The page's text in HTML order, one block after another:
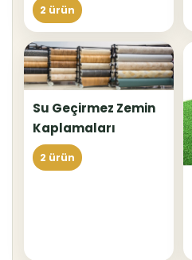
2 ürün
Su Geçirmez Zemin
Kaplamaları
2 ürün